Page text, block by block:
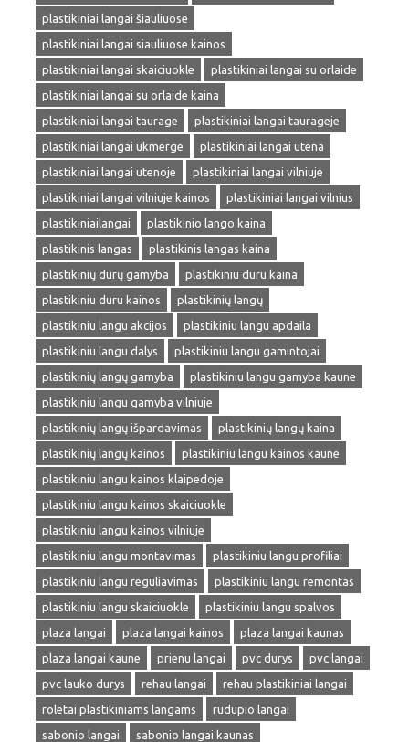
plastikiniai langai šiauliuose
plastikiniai langai siauliuose kainos
plastikiniai langai skaiciuokle
plastikiniai langai su orlaide
plastikiniai langai su orlaide kaina
plastikiniai langai taurage
plastikiniai langai taurageje
plastikiniai langai ukmerge
plastikiniai langai utena
plastikiniai langai utenoje
plastikiniai langai vilniuje
plastikiniai langai vilniuje kainos
plastikiniai langai vilnius
plastikiniailangai
plastikinio lango kaina
plastikinis langas
plastikinis langas kaina
plastikinių durų gamyba
plastikiniu duru kaina
plastikiniu duru kainos
plastikinių langų
plastikiniu langu akcijos
plastikiniu langu apdaila
plastikiniu langu dalys
plastikiniu langu gamintojai
plastikinių langų gamyba
plastikiniu langu gamyba kaune
plastikiniu langu gamyba vilniuje
plastikinių langų išpardavimas
plastikinių langų kaina
plastikinių langų kainos
plastikiniu langu kainos kaune
plastikiniu langu kainos klaipedoje
plastikiniu langu kainos skaiciuokle
plastikiniu langu kainos vilniuje
plastikiniu langu montavimas
plastikiniu langu profiliai
plastikiniu langu reguliavimas
plastikiniu langu remontas
plastikiniu langu skaiciuokle
plastikiniu langu spalvos
plaza langai
plaza langai kainos
plaza langai kaunas
plaza langai kaune
prienu langai pvc durys
pvc langai
pvc lauko durys
rehau langai
rehau plastikiniai langai
roletai plastikiniams langams
rudupio langai
sabonio langai
sabonio langai kaunas